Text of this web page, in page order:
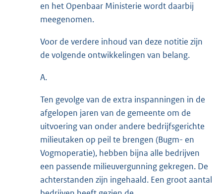
en het Openbaar Ministerie wordt daarbij
meegenomen.
Voor de verdere inhoud van deze notitie zijn
de volgende ontwikkelingen van belang.
A.
Ten gevolge van de extra inspanningen in de
afgelopen jaren van de gemeente om de
uitvoering van onder andere bedrijfsgerichte
milieutaken op peil te brengen (Bugm- en
Vogmoperatie), hebben bijna alle bedrijven
een passende milieuvergunning gekregen. De
achterstanden zijn ingehaald. Een groot aantal